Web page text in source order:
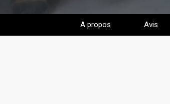
A propos Avis